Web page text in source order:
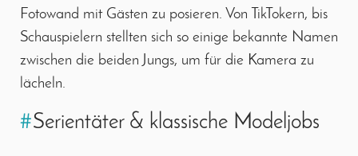
Fotowand mit Gästen zu posieren. Von TikTokern, bis
Schauspielern stellten sich so einige bekannte Namen
zwischen die beiden Jungs, um für die Kamera zu
lächeln.
#Serientäter & klassische Modeljobs